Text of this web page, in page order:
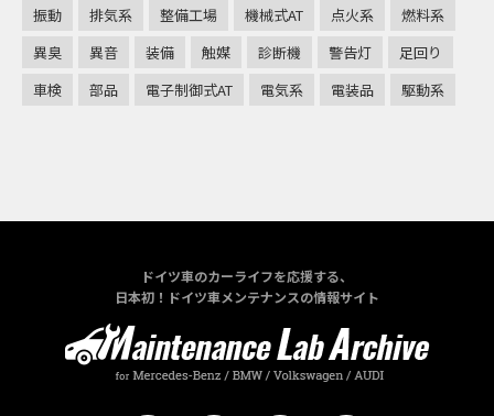
振動
排気系 整備工場 機械式AT 点火系
燃料系
異臭
異音 装備 触媒 診断機 警告灯
足回り
車検
部品 電子制御式AT 電気系 電装品 駆動系
ドイツ車のカーライフを応援する、
日本初！ドイツ車メンテナンスの情報サイト